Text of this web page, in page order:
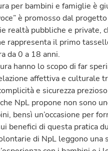
per bambini e famiglie è
è promosso dal
realtà pubbliche e private,
rappresenta il primo
da 0 a 18 anni.
hanno lo scopo di far
affettiva e culturale
e sicurezza
NpL propone non sono
bensì un’occasione per
benefici di questa pratica
di NpL leggono